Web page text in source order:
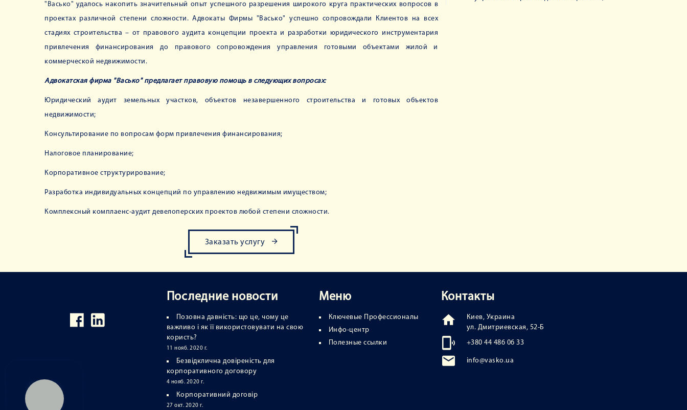
"Васько" удалось накопить значительный опыт успешного разрешения широкого круга практических вопросов в
проектах различной степени сложности. Адвокаты Фирмы "Васько" успешно сопровождали Клиентов на всех
стадиях строительства – от правового аудита концепции проекта и разработки юридического инструментария
привлечения финансирования до правового сопровождения управления готовыми объектами жилой и
коммерческой недвижимости.
Адвокатская фирма "Васько" предлагает правовую помощь в следующих вопросах:
Юридический аудит земельных участков, объектов незавершенного строительства и готовых объектов
недвижимости;
Консультирование по вопросам форм привлечения финансирования;
Налоговое планирование;
Корпоративное структурирование;
Разработка индивидуальных концепций по управлению недвижимым имуществом;
Комплексный комплаенс-аудит девелоперских проектов любой степени сложности.
Заказать услугу
Последние новости
Позовна давність: що це, чому це
важливо і як її використовувати на свою
користь?
11 нояб. 2020 г.
Безвідклична довіреність для
корпоративного договору
4 нояб. 2020 г.
Корпоративний договір
27 окт. 2020 г.
Меню
Ключевые Профессионалы
Инфо-центр
Полезные ссылки
Контакты
Киев, Украина
ул. Дмитриевская, 52-Б
+380 44 486 06 33
info@vasko.ua